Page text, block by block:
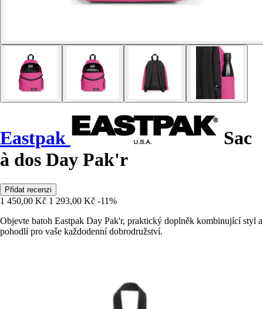
Eastpak
Sac
à dos Day Pak'r
Přidat recenzi
1 450,00 Kč 1 293,00 Kč -11%
Objevte batoh Eastpak Day Pak'r, praktický doplněk kombinující styl a
pohodlí pro vaše každodenní dobrodružství.